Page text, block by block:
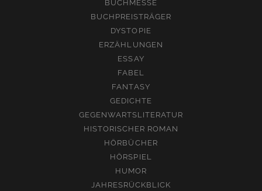
BUCHMESSE
BUCHPREISTRÄGER
DYSTOPIE
ERZÄHLUNGEN
ESSAY
FABEL
FANTASY
GEDICHTE
GEGENWARTSLITERATUR
HISTORISCHER ROMAN
HÖRBÜCHER
HÖRSPIEL
HUMOR
JAHRESRÜCKBLICK